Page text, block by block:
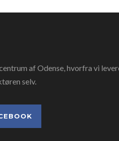
af Odense, hvorfra vi
selv.